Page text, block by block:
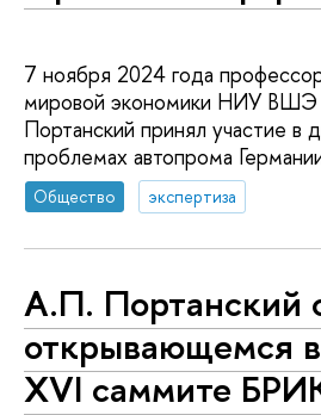
7 ноября 2024 года
мировой экономики НИУ ВШЭ
Портанский принял участие в
проблемах автопрома
Общество экспертиза
А.П. Портанский
открывающемся
XVI саммите